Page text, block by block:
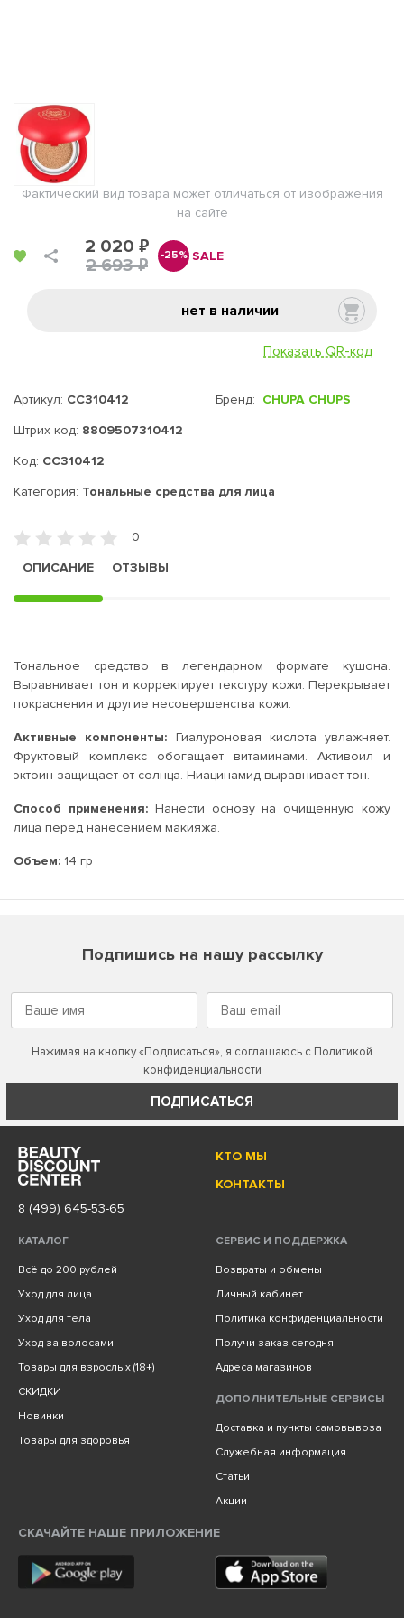
Фактический вид товара может отличаться от изображения
на сайте
2 020 ₽
2 693 ₽
-25% SALE
нет в наличии
Показать QR-код
Артикул: CC310412
Штрих код: 8809507310412
Код: CC310412
Бренд: CHUPA CHUPS
Категория: Тональные средства для лица
0
ОПИСАНИЕ
ОТЗЫВЫ
Тональное средство в легендарном формате кушона.
Выравнивает тон и корректирует текстуру кожи. Перекрывает
покраснения и другие несовершенства кожи.
Активные компоненты: Гиалуроновая кислота увлажняет.
Фруктовый комплекс обогащает витаминами. Активоил и
эктоин защищает от солнца. Ниацинамид выравнивает тон.
Способ применения:Нанести основу на очищенную кожу
лица перед нанесением макияжа.
Объем: 14 гр
Подпишись на нашу рассылку
Нажимая на кнопку «Подписаться», я соглашаюсь с Политикой
конфиденциальности
ПОДПИСАТЬСЯ
КТО МЫ
КОНТАКТЫ
8 (499) 645-53-65
КАТАЛОГ
Всё до 200 рублей
Уход для лица
Уход для тела
Уход за волосами
Товары для взрослых (18+)
СКИДКИ
Новинки
Товары для здоровья
СЕРВИС И ПОДДЕРЖКА
Возвраты и обмены
Личный кабинет
Политика конфиденциальности
Получи заказ сегодня
Адреса магазинов
ДОПОЛНИТЕЛЬНЫЕ СЕРВИСЫ
Доставка и пункты самовывоза
Служебная информация
Статьи
Акции
СКАЧАЙТЕ НАШЕ ПРИЛОЖЕНИЕ